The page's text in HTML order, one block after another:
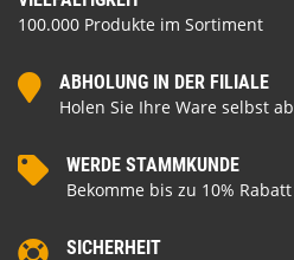
100.000 Produkte im Sortiment
ABHOLUNG IN DER FILIALE
Holen Sie Ihre Ware selbst ab
WERDE STAMMKUNDE
Bekomme bis zu 10% Rabatt
SICHERHEIT